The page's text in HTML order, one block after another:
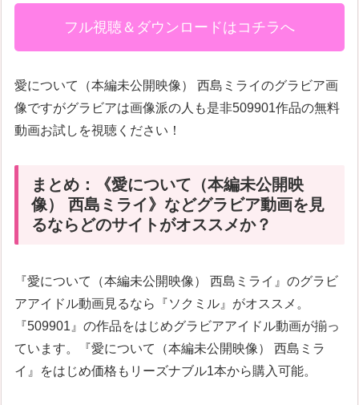
フル視聴＆ダウンロードはコチラへ
愛について（本編未公開映像） 西島ミライのグラビア画
像ですがグラビアは画像派の人も是非509901作品の無料
動画お試しを視聴ください！
まとめ：《愛について（本編未公開映
像） 西島ミライ》などグラビア動画を見
るならどのサイトがオススメか？
『愛について（本編未公開映像） 西島ミライ』のグラビ
アアイドル動画見るなら『ソクミル』がオススメ。
『509901』の作品をはじめグラビアアイドル動画が揃っ
ています。『愛について（本編未公開映像） 西島ミラ
イ』をはじめ価格もリーズナブル1本から購入可能。